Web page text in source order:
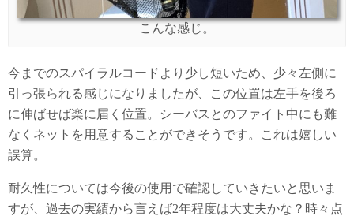
こんな感じ。
今までのスパイラルコードより少し短いため、少々左側に
引っ張られる感じになりましたが、この位置は左手を後ろ
に伸ばせば楽に届く位置。シーバスとのファイト中にも難
なくネットを用意することができそうです。これは嬉しい
誤算。
耐久性については今後の使用で確認していきたいと思いま
すが、過去の実績から言えば2年程度は大丈夫かな？時々点